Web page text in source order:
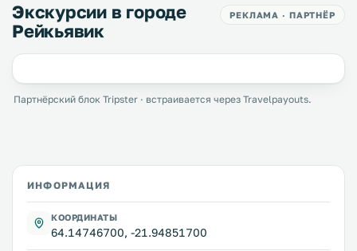
Экскурсии в городе
Рейкьявик
РЕКЛАМА · ПАРТНЁР
Партнёрский блок Tripster · встраивается через Travelpayouts.
ИНФОРМАЦИЯ
КООРДИНАТЫ
64.14746700, -21.94851700